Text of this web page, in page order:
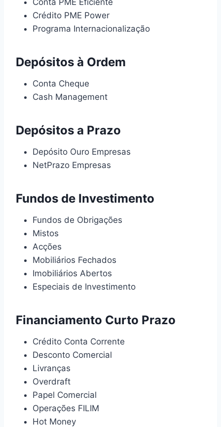
Crédito PME Power
Programa Internacionalização
Depósitos à Ordem
Conta Cheque
Cash Management
Depósitos a Prazo
Depósito Ouro Empresas
NetPrazo Empresas
Fundos de Investimento
Fundos de Obrigações
Mistos
Acções
Mobiliários Fechados
Imobiliários Abertos
Especiais de Investimento
Financiamento Curto Prazo
Crédito Conta Corrente
Desconto Comercial
Livranças
Overdraft
Papel Comercial
Operações FILIM
Hot Money